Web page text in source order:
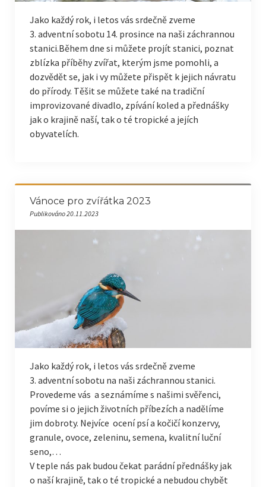
Jako každý rok, i letos vás srdečně zveme
3. adventní sobotu 14. prosince na naši záchrannou
stanici.Během dne si můžete projít stanici, poznat
zblízka příběhy zvířat, kterým jsme pomohli, a
dozvědět se, jak i vy můžete přispět k jejich návratu
do přírody. Těšit se můžete také na tradiční
improvizované divadlo, zpívání koled a přednášky
jak o krajině naší, tak o té tropické a jejích
obyvatelích.
Vánoce pro zvířátka 2023
Publikováno 20.11.2023
Jako každý rok, i letos vás srdečně zveme
3. adventní sobotu na naši záchrannou stanici.
Provedeme vás a seznámíme s našimi svěřenci,
povíme si o jejich životních příbezích a nadělíme
jim dobroty. Nejvíce ocení psí a kočičí konzervy,
granule, ovoce, zeleninu, semena, kvalitní luční
seno,…
V teple nás pak budou čekat parádní přednášky jak
o naší krajině, tak o té tropické a nebudou chybět